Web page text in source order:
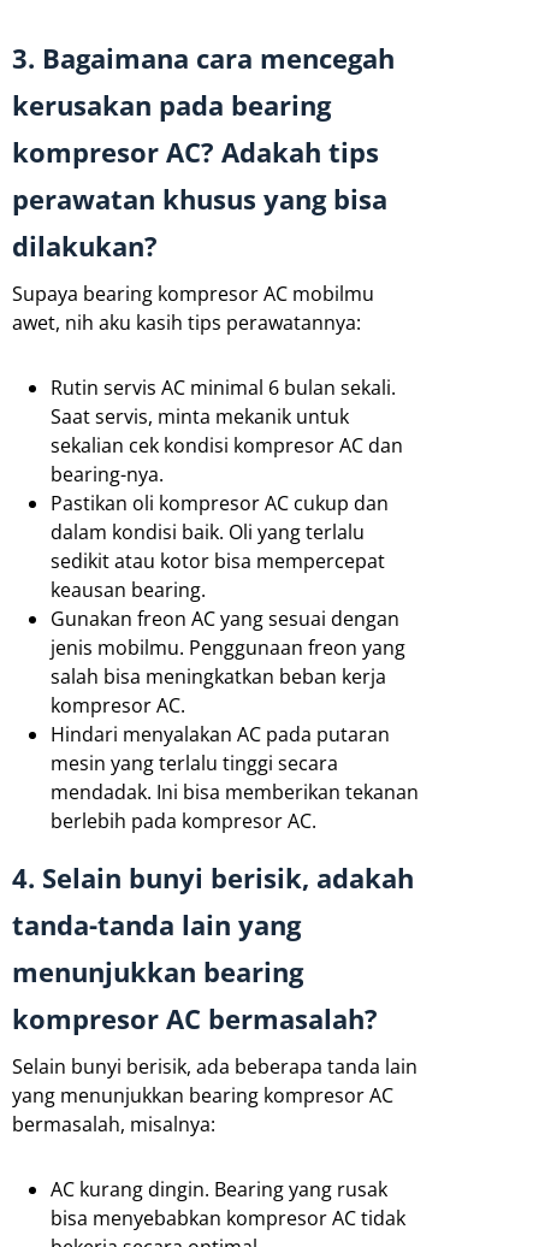
3. Bagaimana cara mencegah
kerusakan pada bearing
kompresor AC? Adakah tips
perawatan khusus yang bisa
dilakukan?
Supaya bearing kompresor AC mobilmu
awet, nih aku kasih tips perawatannya:
Rutin servis AC minimal 6 bulan sekali.
Saat servis, minta mekanik untuk
sekalian cek kondisi kompresor AC dan
bearing-nya.
Pastikan oli kompresor AC cukup dan
dalam kondisi baik. Oli yang terlalu
sedikit atau kotor bisa mempercepat
keausan bearing.
Gunakan freon AC yang sesuai dengan
jenis mobilmu. Penggunaan freon yang
salah bisa meningkatkan beban kerja
kompresor AC.
Hindari menyalakan AC pada putaran
mesin yang terlalu tinggi secara
mendadak. Ini bisa memberikan tekanan
berlebih pada kompresor AC.
4. Selain bunyi berisik, adakah
tanda-tanda lain yang
menunjukkan bearing
kompresor AC bermasalah?
Selain bunyi berisik, ada beberapa tanda lain
yang menunjukkan bearing kompresor AC
bermasalah, misalnya:
AC kurang dingin. Bearing yang rusak
bisa menyebabkan kompresor AC tidak